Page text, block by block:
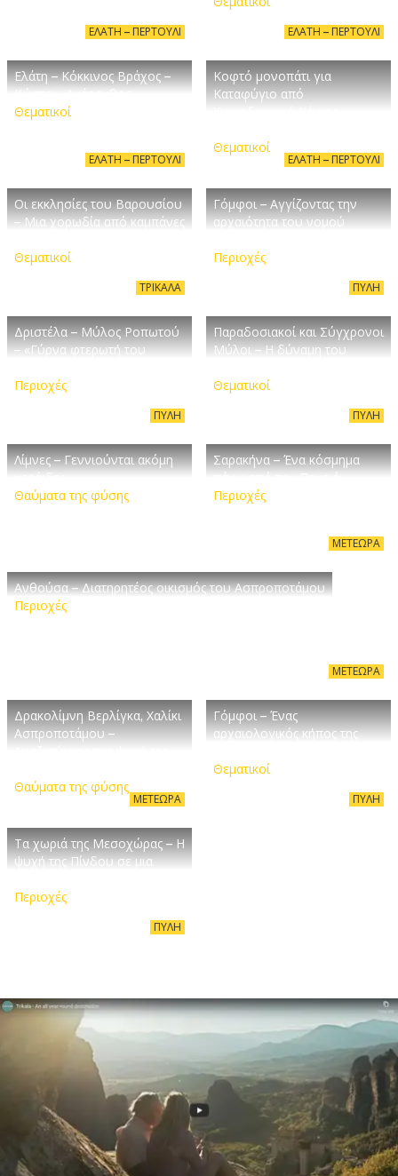
ΕΛΆΤΗ – ΠΕΡΤΟΎΛΙ ΕΛΆΤΗ – ΠΕΡΤΟΎΛΙ
Ελάτη – Κόκκινος Βράχος –
Θεματικοί
ΕΛΆΤΗ – ΠΕΡΤΟΎΛΙ
Κοφτό μονοπάτι για
Καταφύγιο από
Θεματικοί
ΕΛΆΤΗ – ΠΕΡΤΟΎΛΙ
Οι εκκλησίες του Βαρουσίου
– Μια χορωδία από καμπάνες
Θεματικοί
ΤΡΊΚΑΛΑ
Γόμφοι – Αγγίζοντας την
αρχαιότητα του νομού
Περιοχές
ΠΎΛΗ
Δριστέλα – Μύλος Ροπωτού
– «Γύρνα φτερωτή του
Περιοχές
ΠΎΛΗ
Παραδοσιακοί και Σύγχρονοι
Μύλοι – Η δύναμη του
Θεματικοί
ΠΎΛΗ
Λίμνες – Γεννιούνται ακόμη
Θαύματα της φύσης
Σαρακήνα – Ένα κόσμημα
Περιοχές
ΜΕΤΈΩΡΑ
Ανθούσα – Διατηρητέος οικισμός του Ασπροποτάμου
Περιοχές
ΜΕΤΈΩΡΑ
Δρακολίμνη Βερλίγκα, Χαλίκι
Ασπροποτάμου –
Θαύματα της φύσης
ΜΕΤΈΩΡΑ
Γόμφοι – Ένας
αρχαιολογικός κήπος της
Θεματικοί
ΠΎΛΗ
Τα χωριά της Μεσοχώρας – Η
ψυχή της Πίνδου σε μια
Περιοχές
ΠΎΛΗ